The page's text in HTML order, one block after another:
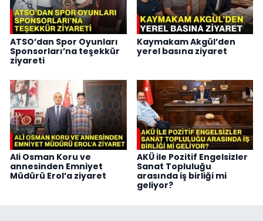
ATSO’dan Spor Oyunları
Sponsorları’na teşekkür
ziyareti
Kaymakam Akgül’den
yerel basına ziyaret
Ali Osman Koru ve
annesinden Emniyet
Müdürü Erol’a ziyaret
AKÜ ile Pozitif Engelsizler
Sanat Topluluğu
arasında iş birliği mi
geliyor?